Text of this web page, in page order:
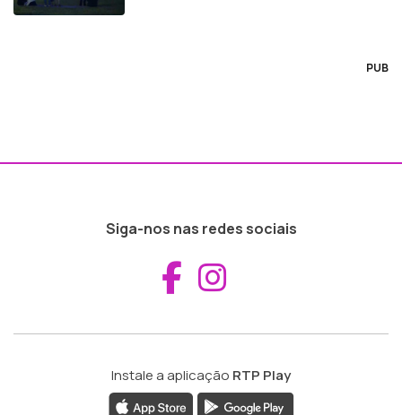
PUB
Siga-nos nas redes sociais
Aceder ao
Instale a aplicação RTP Play